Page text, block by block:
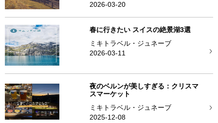
2026-03-20
春に行きたい スイスの絶景湖3選
ミキトラベル・ジュネーブ
2026-03-11
夜のベルンが美しすぎる：クリスマ
スマーケット
ミキトラベル・ジュネーブ
2025-12-08